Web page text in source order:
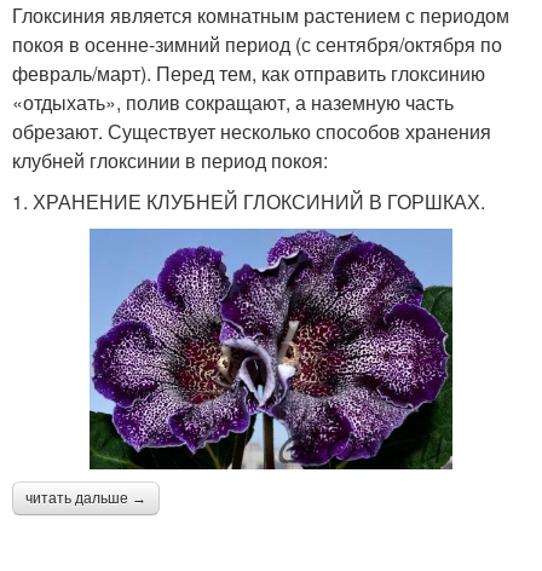
Глоксиния является комнатным растением с периодом
покоя в осенне-зимний период (с сентября/октября по
февраль/март). Перед тем, как отправить глоксинию
«отдыхать», полив сокращают, а наземную часть
обрезают. Существует несколько способов хранения
клубней глоксинии в период покоя:
1. ХРАНЕНИЕ КЛУБНЕЙ ГЛОКСИНИЙ В ГОРШКАХ.
читать дальше →